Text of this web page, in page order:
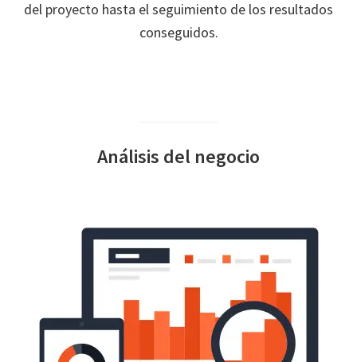
del proyecto hasta el seguimiento de los resultados
conseguidos.
Análisis del negocio